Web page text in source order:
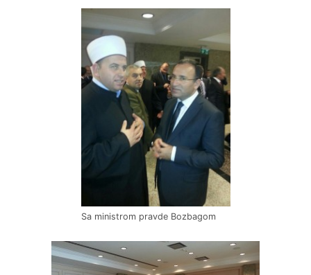
Sa ministrom pravde Bozbagom